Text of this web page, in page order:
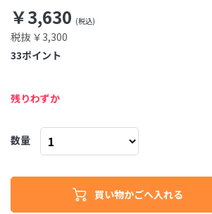
￥3,630
税抜 ￥3,300
ポイント
33
残りわずか
数量